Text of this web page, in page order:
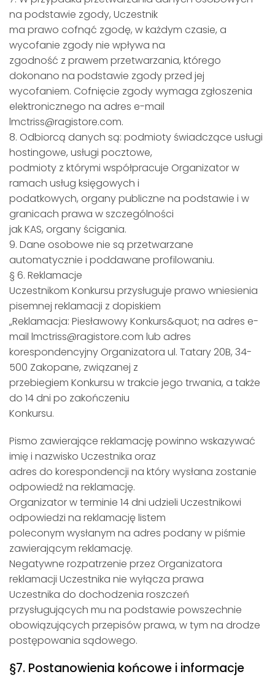
na podstawie zgody, Uczestnik
ma prawo cofnąć zgodę, w każdym czasie, a
wycofanie zgody nie wpływa na
zgodność z prawem przetwarzania, którego
dokonano na podstawie zgody przed jej
wycofaniem. Cofnięcie zgody wymaga zgłoszenia
elektronicznego na adres e-mail
lmctriss@ragistore.com.
8. Odbiorcą danych są: podmioty świadczące usługi
hostingowe, usługi pocztowe,
podmioty z którymi współpracuje Organizator w
ramach usług księgowych i
podatkowych, organy publiczne na podstawie i w
granicach prawa w szczególności
jak KAS, organy ścigania.
9. Dane osobowe nie są przetwarzane
automatycznie i poddawane profilowaniu.
§ 6. Reklamacje
Uczestnikom Konkursu przysługuje prawo wniesienia
pisemnej reklamacji z dopiskiem
„Reklamacja: Piesławowy Konkurs&quot; na adres e-
mail lmctriss@ragistore.com lub adres
korespondencyjny Organizatora ul. Tatary 20B, 34-
500 Zakopane, związanej z
przebiegiem Konkursu w trakcie jego trwania, a także
do 14 dni po zakończeniu
Konkursu.
Pismo zawierające reklamację powinno wskazywać
imię i nazwisko Uczestnika oraz
adres do korespondencji na który wysłana zostanie
odpowiedź na reklamację.
Organizator w terminie 14 dni udzieli Uczestnikowi
odpowiedzi na reklamację listem
poleconym wysłanym na adres podany w piśmie
zawierającym reklamację.
Negatywne rozpatrzenie przez Organizatora
reklamacji Uczestnika nie wyłącza prawa
Uczestnika do dochodzenia roszczeń
przysługujących mu na podstawie powszechnie
obowiązujących przepisów prawa, w tym na drodze
postępowania sądowego.
§7. Postanowienia końcowe i informacje